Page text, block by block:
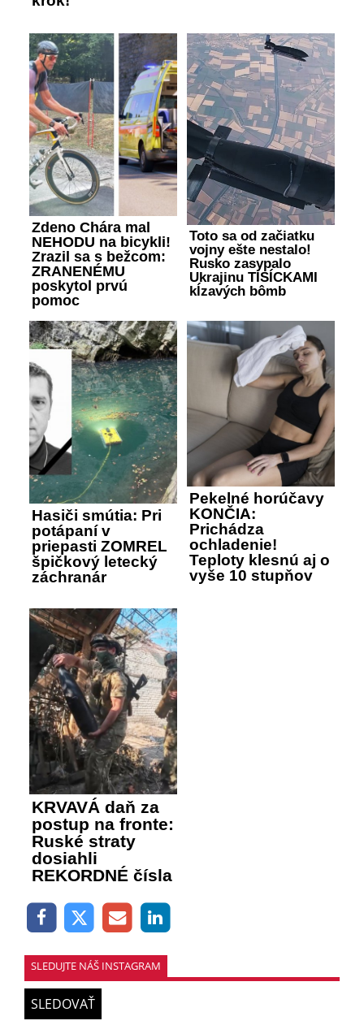
Zdeno Chára mal
NEHODU na bicykli!
Zrazil sa s bežcom:
ZRANENÉMU
poskytol prvú
pomoc
Toto sa od začiatku
vojny ešte nestalo!
Rusko zasypalo
Ukrajinu TISÍCKAMI
kĺzavých bômb
Hasiči smútia: Pri
potápaní v
priepasti ZOMREL
špičkový letecký
záchranár
Pekelné horúčavy
KONČIA:
Prichádza
ochladenie!
Teploty klesnú aj o
vyše 10 stupňov
KRVAVÁ daň za
postup na fronte:
Ruské straty
dosiahli
REKORDNÉ čísla
SLEDUJTE NÁŠ INSTAGRAM
SLEDOVAŤ